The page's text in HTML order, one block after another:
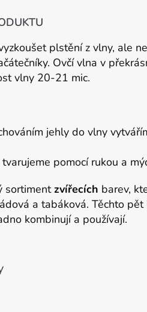
plstění z vlny, ale
Ovčí vlna v
vlny 20-21 mic.
jehly do vlny
pomocí rukou a
sortimentzvířecích barev,
a tabáková. Těchto
kombinují a používají.